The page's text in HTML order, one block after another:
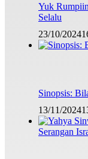
Yuk
Selalu
23/10/2024
Sinopsis:
13/11/2024